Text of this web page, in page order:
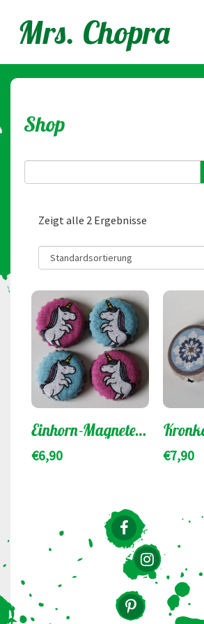
Mrs. Chopra
Shop
Zeigt alle 2 Ergebnisse
Einhorn-Magnete (4er-Tüte)
€6,90 €7,90